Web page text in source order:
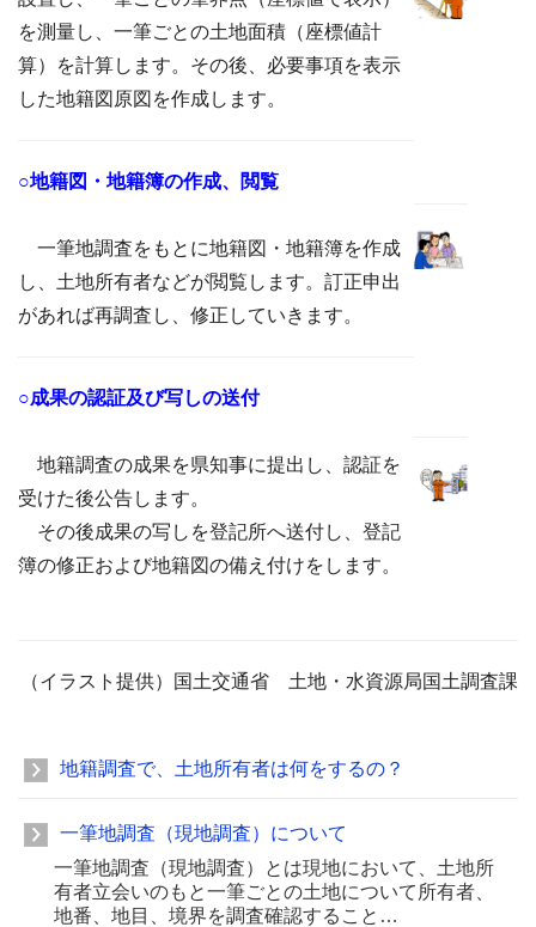
を測量し、一筆ごとの土地面積（座標値計
算）を計算します。その後、必要事項を表示
した地籍図原図を作成します。
○地籍図・地籍簿の作成、閲覧
一筆地調査をもとに地籍図・地籍簿を作成
し、土地所有者などが閲覧します。訂正申出
があれば再調査し、修正していきます。
○成果の認証及び写しの送付
地籍調査の成果を県知事に提出し、認証を
受けた後公告します。
その後成果の写しを登記所へ送付し、登記
簿の修正および地籍図の備え付けをします。
（イラスト提供）国土交通省 土地・水資源局国土調査課
地籍調査で、土地所有者は何をするの？
一筆地調査（現地調査）について
一筆地調査（現地調査）とは現地において、土地所
有者立会いのもと一筆ごとの土地について所有者、
地番、地目、境界を調査確認すること…